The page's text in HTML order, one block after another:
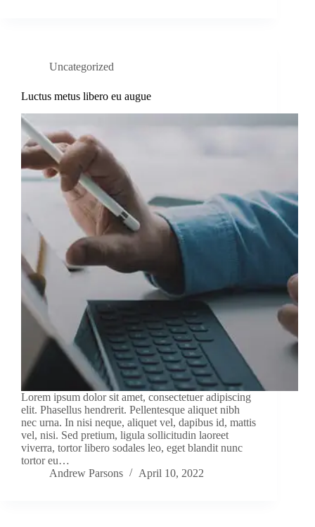
Uncategorized
Luctus metus libero eu augue
Lorem ipsum dolor sit amet, consectetuer adipiscing
elit. Phasellus hendrerit. Pellentesque aliquet nibh
nec urna. In nisi neque, aliquet vel, dapibus id, mattis
vel, nisi. Sed pretium, ligula sollicitudin laoreet
viverra, tortor libero sodales leo, eget blandit nunc
tortor eu…
Andrew Parsons
April 10, 2022